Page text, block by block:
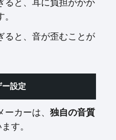
ると、音が歪むことが
設定
カーは、 独自の音質
す。